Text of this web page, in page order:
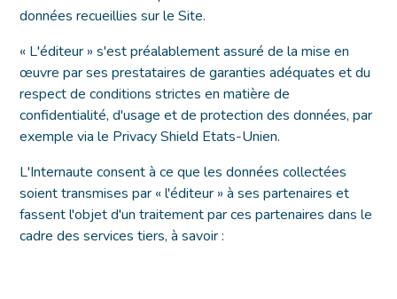
données recueillies sur le Site.
« L'éditeur » s'est préalablement assuré de la mise en
œuvre par ses prestataires de garanties adéquates et du
respect de conditions strictes en matière de
confidentialité, d'usage et de protection des données, par
exemple via le Privacy Shield Etats-Unien.
L'Internaute consent à ce que les données collectées
soient transmises par « l'éditeur » à ses partenaires et
fassent l'objet d'un traitement par ces partenaires dans le
cadre des services tiers, à savoir :